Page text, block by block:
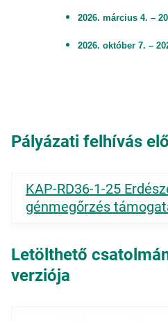
2026. március 4. –
2026. október 7. –
Pályázati felhívás
KAP-RD36-1-25
génmegőrzés
Letölthető
verziója